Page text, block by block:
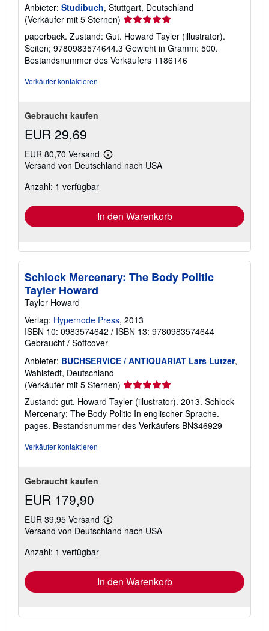
Anbieter: Studibuch, Stuttgart, Deutschland
(Verkäufer mit 5 Sternen) Verkäuferbewertung
5
von
5
Sternen
paperback. Zustand: Gut. Howard Tayler (illustrator).
Seiten; 9780983574644.3 Gewicht in Gramm: 500.
Bestandsnummer des Verkäufers 1186146
Verkäufer kontaktieren
Gebraucht kaufen
EUR 29,69
EUR 80,70 Versand
Weitere
Informationen
Versand von Deutschland nach USA
Anzahl: 1 verfügbar
In den Warenkorb
Schlock Mercenary: The Body Politic
Tayler Howard
Tayler Howard
Verlag: Hypernode Press, 2013
ISBN 10: 0983574642 / ISBN 13: 9780983574644
Gebraucht / Softcover
Anbieter: BUCHSERVICE / ANTIQUARIAT Lars Lutzer,
Wahlstedt, Deutschland
(Verkäufer mit 5 Sternen) Verkäuferbewertung
5
von
5
Sternen
Zustand: gut. Howard Tayler (illustrator). 2013. Schlock
Mercenary: The Body Politic In englischer Sprache.
pages. Bestandsnummer des Verkäufers BN346929
Verkäufer kontaktieren
Gebraucht kaufen
EUR 179,90
EUR 39,95 Versand
Weitere
Informationen
Versand von Deutschland nach USA
Anzahl: 1 verfügbar
In den Warenkorb